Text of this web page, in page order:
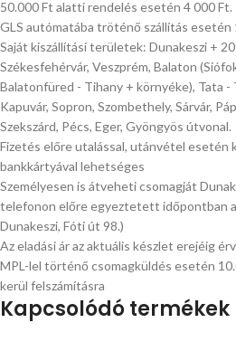
50.000 Ft alatti rendelés esetén 4 000
GLS autómatába tröténő szállítás esetén
Saját kiszállítási területek: Dunakeszi +
Székesfehérvár, Veszprém, Balaton
Balatonfüred - Tihany + környéke), Tata -
Kapuvár, Sopron, Szombethely, Sárvár,
Szekszárd, Pécs, Eger, Gyöngyös útvonal.
Fizetés előre utalással, utánvétel esetén
bankkártyával lehetséges
Személyesen is átveheti csomagját
telefonon előre egyeztetett időpontban
Dunakeszi, Fóti út 98.)
Az eladási ár az aktuális készlet erejéig
MPL-lel történő csomagküldés esetén
kerül felszámításra
Kapcsolódó termékek